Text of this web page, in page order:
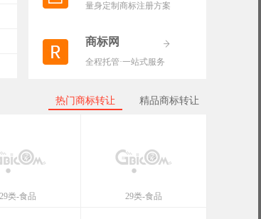
量身定制商标注册方案
商标网
全程托管·一站式服务
热门商标转让 精品商标转让
29类-食品 29类-食品